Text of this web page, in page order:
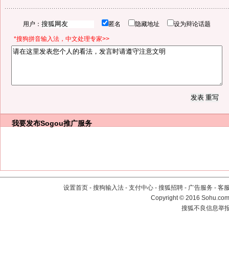
用户： 匿名 隐藏地址 设为辩论话题
*搜狗拼音输入法，中文处理专家>>
我要发布Sogou推广服务
设置首页 - 搜狗输入法 - 支付中心 - 搜狐招聘 - 广告服务 - 客
Copyright©2016
搜狐不良信息举